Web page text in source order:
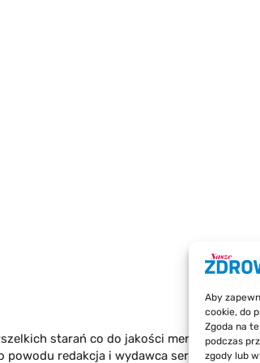
Aby
cookie, do
Zgoda na
podczas
zgody lub
starań co do jakości merytorycznej
redakcja i wydawca serwisu nie